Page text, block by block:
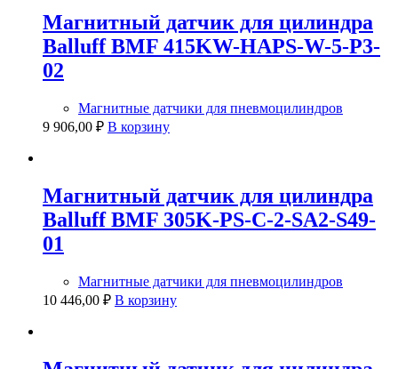
Магнитный датчик для цилиндра
Balluff BMF 415KW-HAPS-W-5-P3-
02
Магнитные датчики для пневмоцилиндров
9 906,00 ₽ В корзину
Магнитный датчик для цилиндра
Balluff BMF 305K-PS-C-2-SA2-S49-
01
Магнитные датчики для пневмоцилиндров
10 446,00 ₽ В корзину